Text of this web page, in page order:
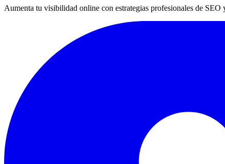
Aumenta tu visibilidad online con estrategias profesionales de